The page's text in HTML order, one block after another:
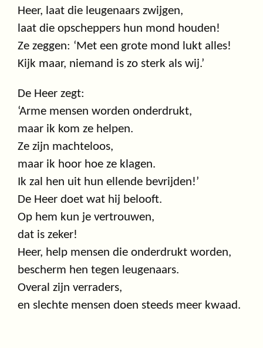
Heer, laat die leugenaars zwijgen,
laat die opscheppers hun mond houden!
Ze zeggen: ‘Met een grote mond lukt alles!
Kijk maar, niemand is zo sterk als wij.’
De Heer zegt:
‘Arme mensen worden onderdrukt,
maar ik kom ze helpen.
Ze zijn machteloos,
maar ik hoor hoe ze klagen.
Ik zal hen uit hun ellende bevrijden!’
De Heer doet wat hij belooft.
Op hem kun je vertrouwen,
dat is zeker!
Heer, help mensen die onderdrukt worden,
bescherm hen tegen leugenaars.
Overal zijn verraders,
en slechte mensen doen steeds meer kwaad.